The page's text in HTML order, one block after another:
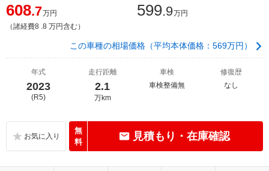
608.7万円
（諸経費8 .8 万円含む）
599.9万円
この車種の相場価格（平均本体価格：569万円）
年式
2023
(R5)
走行距離
2.1
万km
車検
車検整備無
修復歴
なし
無
料
見積もり・在庫確認